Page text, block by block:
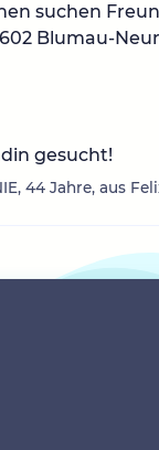
suchen
Blumau-
gesucht!
44 Jahre, aus